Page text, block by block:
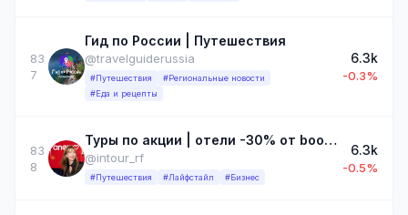
83
7
Гид по России | Путешествия
@travelguiderussia
#Путешествия
#Региональные новости
#Еда и рецепты
6.3k
-0.3%
83
8
Туры по акции | отели -30% от booking | перелет бизнесом -30% с Anex ❤️✈️
@intour_rf
#Путешествия #Лайфстайл #Бизнес
6.3k
-0.5%